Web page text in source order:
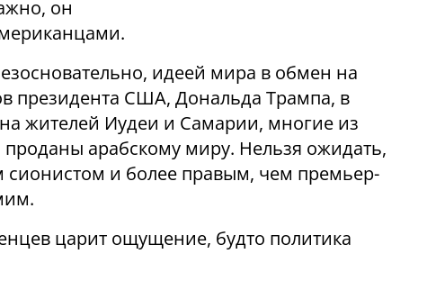
он
идеей мира в обмен на
президента США, Дональда Трампа, в
жителей Иудеи и Самарии, многие из
проданы арабскому миру. Нельзя ожидать,
и более правым, чем премьер-
царит ощущение, будто политика